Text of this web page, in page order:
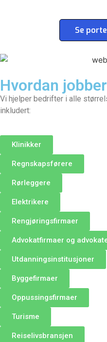
Se
Hvordan
Vi hjelper bedrifter i alle
inkludert:
Klinikker
Regnskapsførere
Rørleggere
Elektrikere
Rengjøringsfirmaer
Advokatfirmaer og
Utdanningsinstitusjoner
Byggefirmaer
Oppussingsfirmaer
Turisme
Reiselivsbransjen